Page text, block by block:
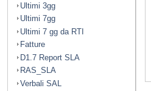
Ultimi 3gg
Ultimi 7gg
Ultimi 7 gg da RTI
Fatture
D1.7 Report SLA
RAS_SLA
Verbali SAL